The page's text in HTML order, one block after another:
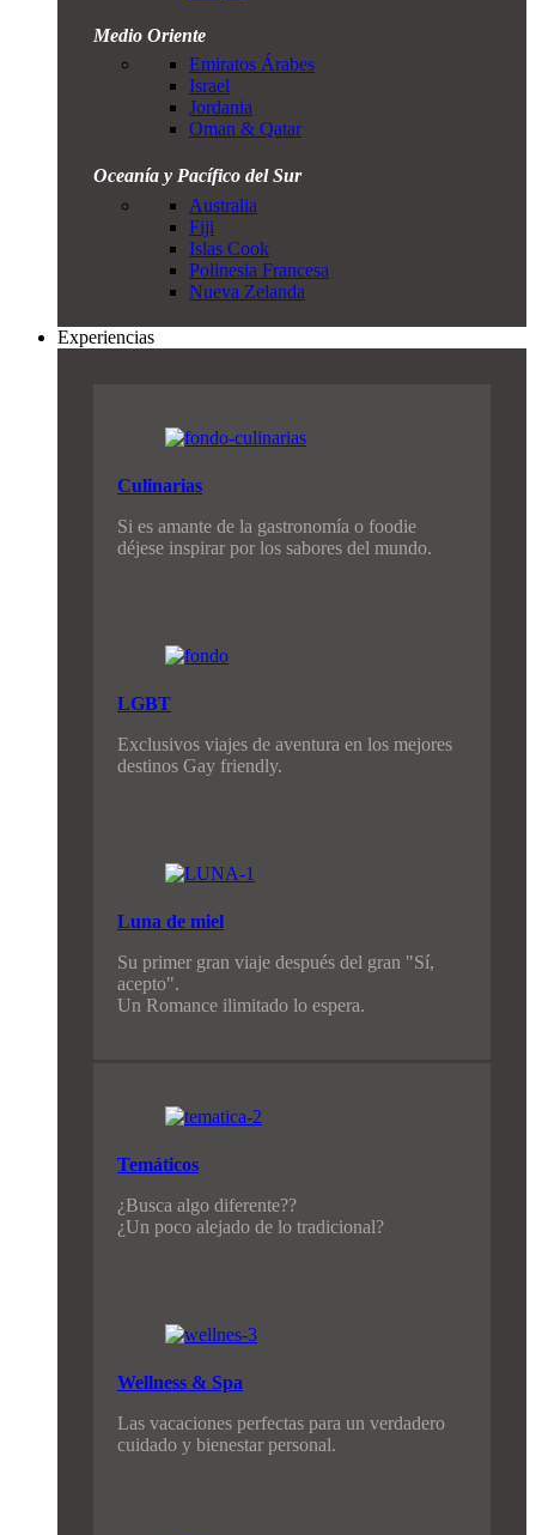
Medio Oriente
Emiratos Árabes
Israel
Jordania
Oman & Qatar
Oceanía y Pacífico del Sur
Australia
Fiji
Islas Cook
Polinesia Francesa
Nueva Zelanda
Experiencias
Culinarias
Si es amante de la gastronomía o foodie
déjese inspirar por los sabores del mundo.
LGBT
Exclusivos viajes de aventura en los mejores
destinos Gay friendly.
Luna de miel
Su primer gran viaje después del gran "Sí,
acepto".
Un Romance ilimitado lo espera.
Temáticos
¿Busca algo diferente??
¿Un poco alejado de lo tradicional?
Wellness & Spa
Las vacaciones perfectas para un verdadero
cuidado y bienestar personal.